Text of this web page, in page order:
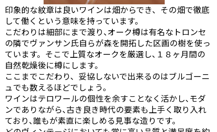
印象的な紋章は良いワインは畑からでき、その畑で徹底
して働くという意味を持っています。
こだわりは細部にまで渡り､オーク樽は有名なトロンセ
の隣でヴァンサン氏自らが森を開拓した区画の樹を使っ
ています。そこで上質なオークを厳選し､１８ヶ月間の
自然乾燥後に樽にします。
ここまでこだわり、妥協しないで出来るのはブルゴーニ
ュでも数えるほどでしょう。
ワインはテロワールの個性を余すことなく活かし､モダ
ンでありながら､古き良き時代の要素も上手く取り入れ
ており､誰もが素直に楽しめる見事な造りです。